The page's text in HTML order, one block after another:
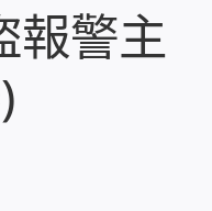
例報警主